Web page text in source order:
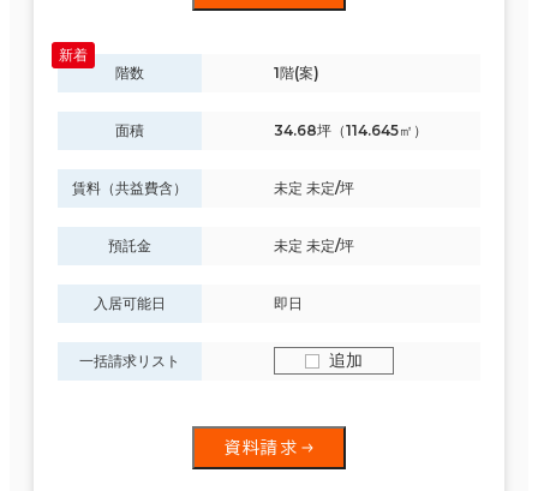
階数 1階(案)
面積 34.68坪（114.645㎡）
賃料（共益費含） 未定 未定/坪
預託金 未定 未定/坪
入居可能日 即日
一括請求リスト 追加
資料請求